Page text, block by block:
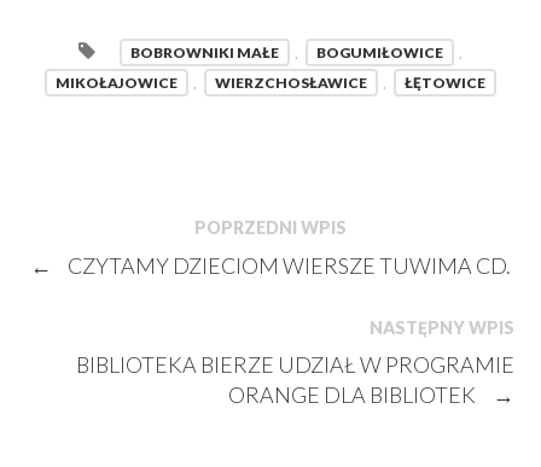
BOBROWNIKI MAŁE BOGUMIŁOWICE
MIKOŁAJOWICE
WIERZCHOSŁAWICE ŁĘTOWICE
POPRZEDNI WPIS
← CZYTAMY DZIECIOM WIERSZE TUWIMA CD.
NASTĘPNY WPIS
BIBLIOTEKA BIERZE UDZIAŁ W PROGRAMIE
ORANGE DLA BIBLIOTEK
→